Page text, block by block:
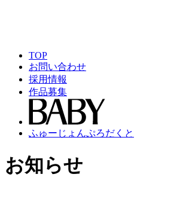
TOP
お問い合わせ
採用情報
作品募集
ふゅーじょんぷろだくと
お知らせ